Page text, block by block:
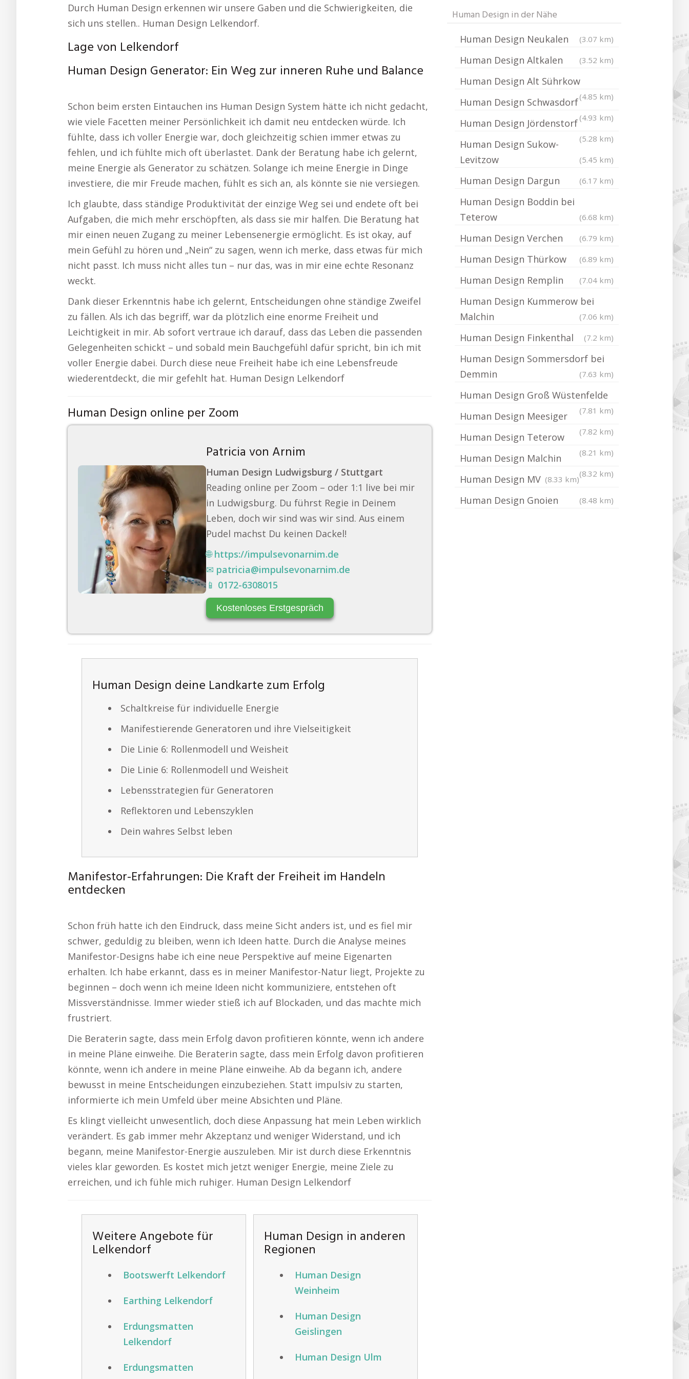
Durch Human Design erkennen wir unsere Gaben und die Schwierigkeiten, die
sich uns stellen.. Human Design Lelkendorf.
Lage von Lelkendorf
Human Design Generator: Ein Weg zur inneren Ruhe und Balance
Schon beim ersten Eintauchen ins Human Design System hätte ich nicht gedacht,
wie viele Facetten meiner Persönlichkeit ich damit neu entdecken würde. Ich
fühlte, dass ich voller Energie war, doch gleichzeitig schien immer etwas zu
fehlen, und ich fühlte mich oft überlastet. Dank der Beratung habe ich gelernt,
meine Energie als Generator zu schätzen. Solange ich meine Energie in Dinge
investiere, die mir Freude machen, fühlt es sich an, als könnte sie nie versiegen.
Ich glaubte, dass ständige Produktivität der einzige Weg sei und endete oft bei
Aufgaben, die mich mehr erschöpften, als dass sie mir halfen. Die Beratung hat
mir einen neuen Zugang zu meiner Lebensenergie ermöglicht. Es ist okay, auf
mein Gefühl zu hören und „Nein“ zu sagen, wenn ich merke, dass etwas für mich
nicht passt. Ich muss nicht alles tun – nur das, was in mir eine echte Resonanz
weckt.
Dank dieser Erkenntnis habe ich gelernt, Entscheidungen ohne ständige Zweifel
zu fällen. Als ich das begriff, war da plötzlich eine enorme Freiheit und
Leichtigkeit in mir. Ab sofort vertraue ich darauf, dass das Leben die passenden
Gelegenheiten schickt – und sobald mein Bauchgefühl dafür spricht, bin ich mit
voller Energie dabei. Durch diese neue Freiheit habe ich eine Lebensfreude
wiederentdeckt, die mir gefehlt hat. Human Design Lelkendorf
Human Design online per Zoom
Patricia von Arnim
Human Design Ludwigsburg / Stuttgart
Reading online per Zoom – oder 1:1 live bei mir
in Ludwigsburg. Du führst Regie in Deinem
Leben, doch wir sind was wir sind. Aus einem
Pudel machst Du keinen Dackel!
🌐https://impulsevonarnim.de
✉ patricia@impulsevonarnim.de
📱 0172-6308015
Kostenloses Erstgespräch
Human Design deine Landkarte zum Erfolg
Schaltkreise für individuelle Energie
Manifestierende Generatoren und ihre Vielseitigkeit
Die Linie 6: Rollenmodell und Weisheit
Die Linie 6: Rollenmodell und Weisheit
Lebensstrategien für Generatoren
Reflektoren und Lebenszyklen
Dein wahres Selbst leben
Manifestor-Erfahrungen: Die Kraft der Freiheit im Handeln
entdecken
Schon früh hatte ich den Eindruck, dass meine Sicht anders ist, und es fiel mir
schwer, geduldig zu bleiben, wenn ich Ideen hatte. Durch die Analyse meines
Manifestor-Designs habe ich eine neue Perspektive auf meine Eigenarten
erhalten. Ich habe erkannt, dass es in meiner Manifestor-Natur liegt, Projekte zu
beginnen – doch wenn ich meine Ideen nicht kommuniziere, entstehen oft
Missverständnisse. Immer wieder stieß ich auf Blockaden, und das machte mich
frustriert.
Die Beraterin sagte, dass mein Erfolg davon profitieren könnte, wenn ich andere
in meine Pläne einweihe. Die Beraterin sagte, dass mein Erfolg davon profitieren
könnte, wenn ich andere in meine Pläne einweihe. Ab da begann ich, andere
bewusst in meine Entscheidungen einzubeziehen. Statt impulsiv zu starten,
informierte ich mein Umfeld über meine Absichten und Pläne.
Es klingt vielleicht unwesentlich, doch diese Anpassung hat mein Leben wirklich
verändert. Es gab immer mehr Akzeptanz und weniger Widerstand, und ich
begann, meine Manifestor-Energie auszuleben. Mir ist durch diese Erkenntnis
vieles klar geworden. Es kostet mich jetzt weniger Energie, meine Ziele zu
erreichen, und ich fühle mich ruhiger. Human Design Lelkendorf
Weitere Angebote für
Lelkendorf
Bootswerft Lelkendorf
Earthing Lelkendorf
Erdungsmatten
Lelkendorf
Erdungsmatten
Human Design in anderen
Regionen
Human Design
Weinheim
Human Design
Geislingen
Human Design Ulm
Human Design in der Nähe
Human Design Neukalen (3.07 km)
Human Design Altkalen (3.52 km)
Human Design Alt Sührkow
(4.85 km)
Human Design Schwasdorf
(4.93 km)
Human Design Jördenstorf
(5.28 km)
Human Design Sukow-
Levitzow
(5.45 km)
Human Design Dargun (6.17 km)
Human Design Boddin bei
Teterow
(6.68 km)
Human Design Verchen (6.79 km)
Human Design Thürkow (6.89 km)
Human Design Remplin (7.04 km)
Human Design Kummerow bei
Malchin
(7.06 km)
Human Design Finkenthal (7.2 km)
Human Design Sommersdorf bei
Demmin
(7.63 km)
Human Design Groß Wüstenfelde
(7.81 km)
Human Design Meesiger
(7.82 km)
Human Design Teterow
(8.21 km)
Human Design Malchin
(8.32 km)
Human Design MV (8.33 km)
Human Design Gnoien (8.48 km)